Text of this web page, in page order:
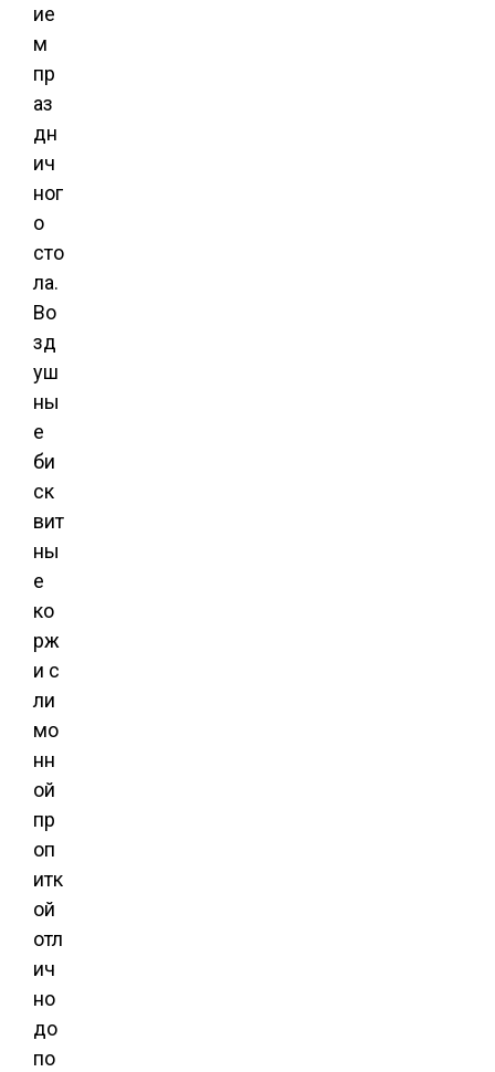
ие
м
пр
аз
дн
ич
ног
о
сто
ла.
Во
зд
уш
ны
е
би
ск
вит
ны
е
ко
рж
и с
ли
мо
нн
ой
пр
оп
итк
ой
отл
ич
но
до
по